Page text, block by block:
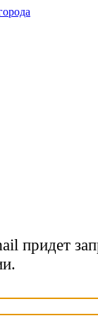
придет